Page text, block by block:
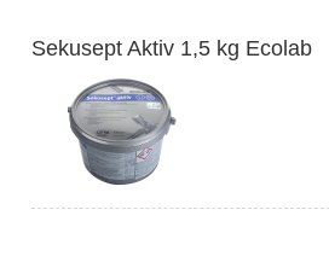
Sekusept Aktiv 1,5 kg Ecolab